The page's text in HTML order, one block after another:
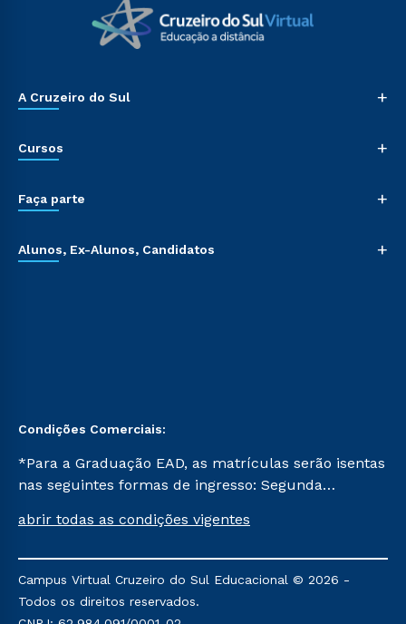
A Cruzeiro do Sul +
Cursos +
Faça parte +
Alunos, Ex-Alunos, Candidatos +
Condições Comerciais:
*Para a Graduação EAD, as matrículas serão isentas
nas seguintes formas de ingresso: Segunda
Já para as demais, a taxa de matrícula será de R$
mencionadas são referentes aos cursos: Ensino
Religioso, Geografia para a Docência e Metodologia
do Ensino de História: Questões Atuais.
abrir todas as condições vigentes
Campus Virtual Cruzeiro do Sul Educacional © 2026 -
Todos os direitos reservados.